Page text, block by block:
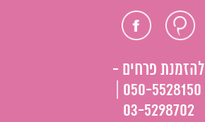
חוות פייסבוק
להזמנת פרחים -
050-5528150 |
03-5298702